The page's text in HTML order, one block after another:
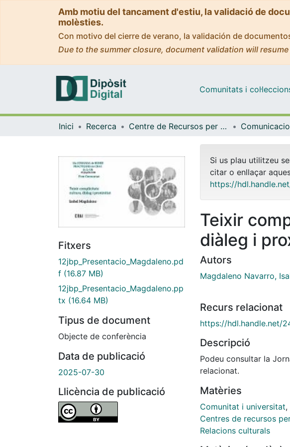
Amb motiu del tancament d'estiu, la validació de
molèsties.
Con motivo del cierre de verano, la validación de
Due to the summer closure, document validation will
Comunitats i
Inici Recerca Centre de Recursos per a l'Aprenentatge i la Investigació (CRAI-UB)
Fitxers
12jbp_Presentacio_Magdaleno.pd
f (16.87 MB)
12jbp_Presentacio_Magdaleno.pp
tx (16.64 MB)
Tipus de document
Objecte de conferència
Data de publicació
2025-07-30
Llicència de publicació
Si us plau utilitzeu
citar o enllaçar
https://
Teixir
diàleg i
Autors
Magdaleno Navarro,
Recurs relacionat
https://hdl.handle.net/
Descripció
Podeu consultar la
relacionat.
Matèries
Comunitat i universitat,
Centres de recursos
Relacions culturals